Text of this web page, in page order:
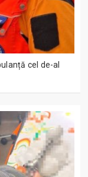
cel de-al